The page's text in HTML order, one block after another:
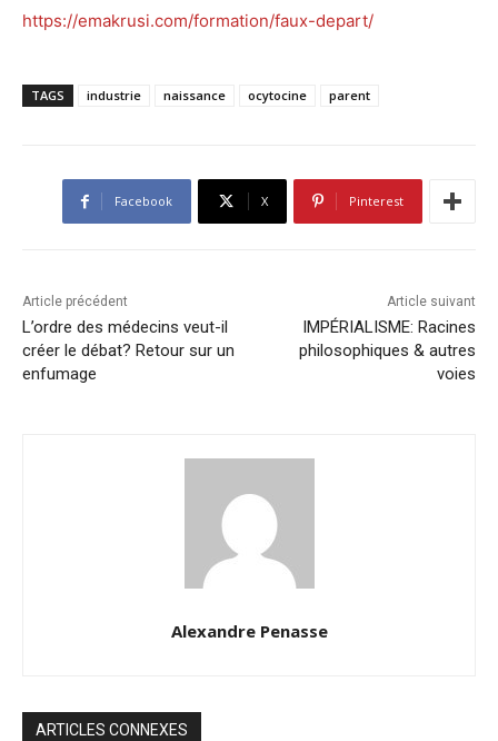
https://emakrusi.com/formation/faux-depart/
TAGS industrie naissance ocytocine parent
Facebook X Pinterest
Article précédent
L’ordre des médecins veut-il
créer le débat? Retour sur un
enfumage
Article suivant
IMPÉRIALISME: Racines
philosophiques & autres
voies
Alexandre Penasse
ARTICLES CONNEXES